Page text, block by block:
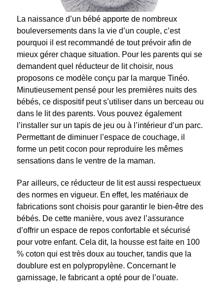
La naissance d’un bébé apporte de nombreux
bouleversements dans la vie d’un couple, c’est
pourquoi il est recommandé de tout prévoir afin de
mieux gérer chaque situation. Pour les parents qui se
demandent quel réducteur de lit choisir, nous
proposons ce modèle conçu par la marque Tinéo.
Minutieusement pensé pour les premières nuits des
bébés, ce dispositif peut s’utiliser dans un berceau ou
dans le lit des parents. Vous pouvez également
l’installer sur un tapis de jeu ou à l’intérieur d’un parc.
Permettant de diminuer l’espace de couchage, il
forme un petit cocon pour reproduire les mêmes
sensations dans le ventre de la maman.
Par ailleurs, ce réducteur de lit est aussi respectueux
des normes en vigueur. En effet, les matériaux de
fabrications sont choisis pour garantir le bien-être des
bébés. De cette manière, vous avez l’assurance
d’offrir un espace de repos confortable et sécurisé
pour votre enfant. Cela dit, la housse est faite en 100
% coton qui est très doux au toucher, tandis que la
doublure est en polypropylène. Concernant le
garnissage, le fabricant a opté pour de l’ouate.